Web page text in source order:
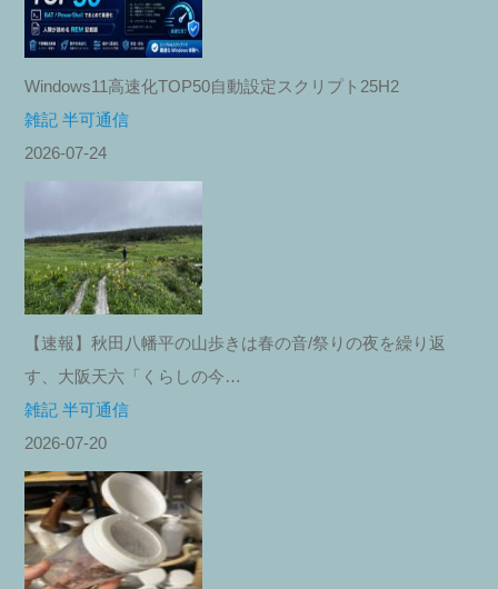
Windows11高速化TOP50自動設定スクリプト25H2
雑記 半可通信
2026-07-24
【速報】秋田八幡平の山歩きは春の音/祭りの夜を繰り返
す、大阪天六「くらしの今…
雑記 半可通信
2026-07-20